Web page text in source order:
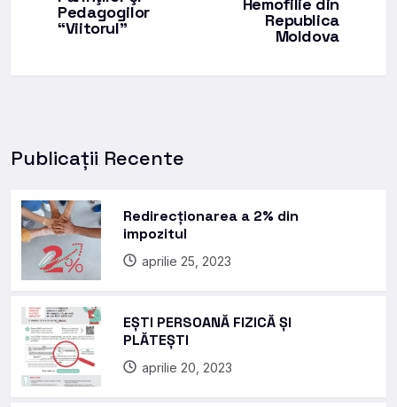
Pedagogilor
“Viitorul” Republica
Moldova
Publicații Recente
Redirecționarea a 2% din
impozitul
aprilie 25, 2023
EȘTI PERSOANĂ FIZICĂ ȘI
PLĂTEȘTI
aprilie 20, 2023